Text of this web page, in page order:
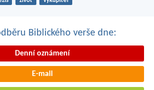
Biblického verše dne:
Denní oznámení
E-mail